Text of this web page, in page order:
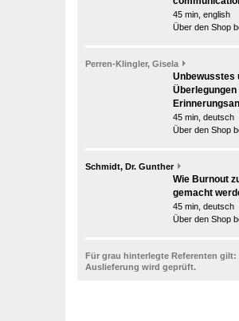
45 min, english
Über den Shop
Perren-Klingler, Gisela
Unbewusstes
45 min, deutsch
Über den Shop
Schmidt, Dr. Gunther
Wie Burnout
gemacht
45 min, deutsch
Über den Shop
Für grau hinterlegte Referenten gilt:
Auslieferung wird geprüft.